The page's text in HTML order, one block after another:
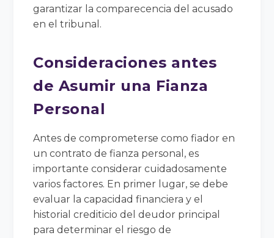
garantizar la comparecencia del acusado
en el tribunal.
Consideraciones antes
de Asumir una Fianza
Personal
Antes de comprometerse como fiador en
un contrato de fianza personal, es
importante considerar cuidadosamente
varios factores. En primer lugar, se debe
evaluar la capacidad financiera y el
historial crediticio del deudor principal
para determinar el riesgo de